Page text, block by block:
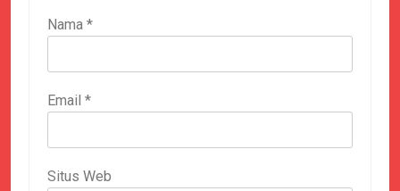
Nama *
Email *
Situs Web